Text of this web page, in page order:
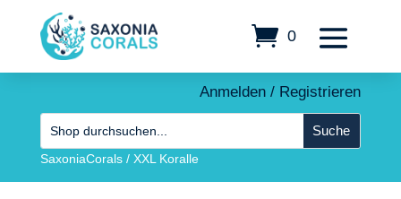
0
Anmelden / Registrieren
SaxoniaCorals/ XXL Koralle